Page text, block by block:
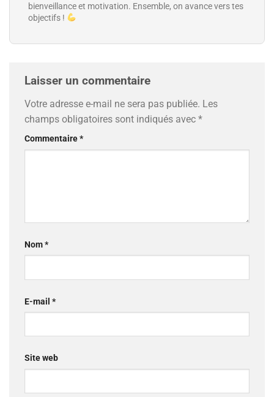
bienveillance et motivation. Ensemble, on avance vers tes
objectifs !
Laisser un commentaire
Votre adresse e-mail ne sera pas publiée. Les
champs obligatoires sont indiqués avec *
Commentaire*
Nom*
E-mail *
Site web